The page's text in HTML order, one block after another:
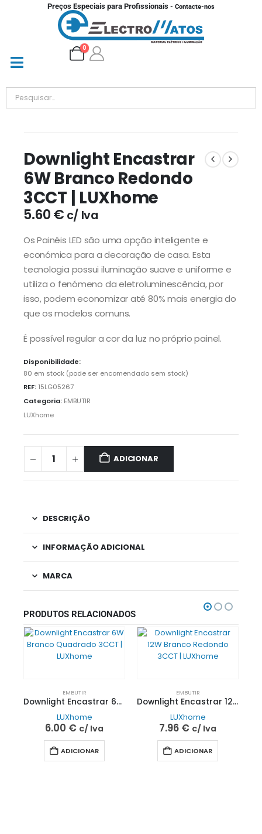
Preços Especiais para Profissionais - Contacte-nos
0
Downlight Encastrar
6W Branco Redondo
3CCT | LUXhome
5.60€ c/ Iva
Os Painéis LED são uma opção inteligente e
económica para a decoração de casa. Esta
tecnologia possui iluminação suave e uniforme e
utiliza o fenómeno da eletroluminescência, por
isso, podem economizar até 80% mais energia do
que os modelos comuns.
É possível regular a cor da luz no próprio painel.
Disponibilidade:
80 em stock (pode ser encomendado sem stock)
REF: 15LG05267
Categoria: EMBUTIR
LUXhome
ADICIONAR
DESCRIÇÃO
INFORMAÇÃO ADICIONAL
MARCA
PRODUTOS RELACIONADOS
EMBUTIR
Downlight Encastrar 6W Branco Quadrado 3CCT | LUXhome
LUXhome
6.00 € c/ Iva
ADICIONAR
EMBUTIR
Downlight Encastrar 12W Branco Redondo 3CCT | LUXhome
LUXhome
7.96 € c/ Iva
ADICIONAR